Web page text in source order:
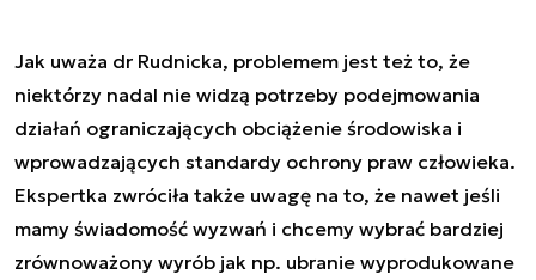
Jak uważa dr Rudnicka, problemem jest też to, że
niektórzy nadal nie widzą potrzeby podejmowania
działań ograniczających obciążenie środowiska i
wprowadzających standardy ochrony praw człowieka.
Ekspertka zwróciła także uwagę na to, że nawet jeśli
mamy świadomość wyzwań i chcemy wybrać bardziej
zrównoważony wyrób jak np. ubranie wyprodukowane